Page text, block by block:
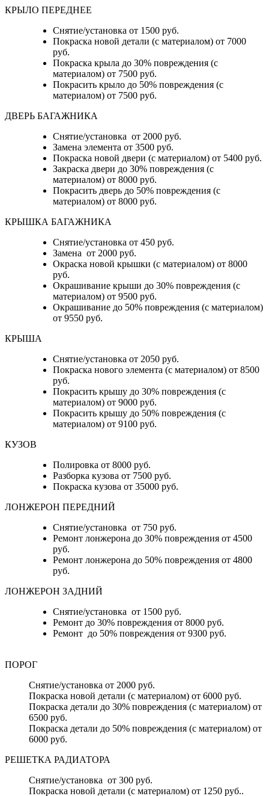
КРЫЛО ПЕРЕДНЕЕ
Снятие/установка от 1500 руб.
Покраска новой детали (с материалом) от 7000
руб.
Покраска крыла до 30% повреждения (с
материалом) от 7500 руб.
Покрасить крыло до 50% повреждения (с
материалом) от 7500 руб.
ДВЕРЬ БАГАЖНИКА
Снятие/установка от 2000 руб.
Замена элемента от 3500 руб.
Покраска новой двери (с материалом) от 5400 руб.
Закраска двери до 30% повреждения (с
материалом) от 8000 руб.
Покрасить дверь до 50% повреждения (с
материалом) от 8000 руб.
КРЫШКА БАГАЖНИКА
Снятие/установка от 450 руб.
Замена от 2000 руб.
Окраска новой крышки (с материалом) от 8000
руб.
Окрашивание крыши до 30% повреждения (с
материалом) от 9500 руб.
Окрашивание до 50% повреждения (с материалом)
от 9550 руб.
КРЫША
Снятие/установка от 2050 руб.
Покраска нового элемента (с материалом) от 8500
руб.
Покрасить крышу до 30% повреждения (с
материалом) от 9000 руб.
Покрасить крышу до 50% повреждения (с
материалом) от 9100 руб.
КУЗОВ
Полировка от 8000 руб.
Разборка кузова от 7500 руб.
Покраска кузова от 35000 руб.
ЛОНЖЕРОН ПЕРЕДНИЙ
Снятие/установка от 750 руб.
Ремонт лонжерона до 30% повреждения от 4500
руб.
Ремонт лонжерона до 50% повреждения от 4800
руб.
ЛОНЖЕРОН ЗАДНИЙ
Снятие/установка от 1500 руб.
Ремонт до 30% повреждения от 8000 руб.
Ремонт до 50% повреждения от 9300 руб.
ПОРОГ
Снятие/установка от 2000 руб.
Покраска новой детали (с материалом) от 6000 руб.
Покраска детали до 30% повреждения (с материалом) от
6500 руб.
Покраска детали до 50% повреждения (с материалом) от
6000 руб.
РЕШЕТКА РАДИАТОРА
Снятие/установка от 300 руб.
Покраска новой детали (с материалом) от 1250 руб..